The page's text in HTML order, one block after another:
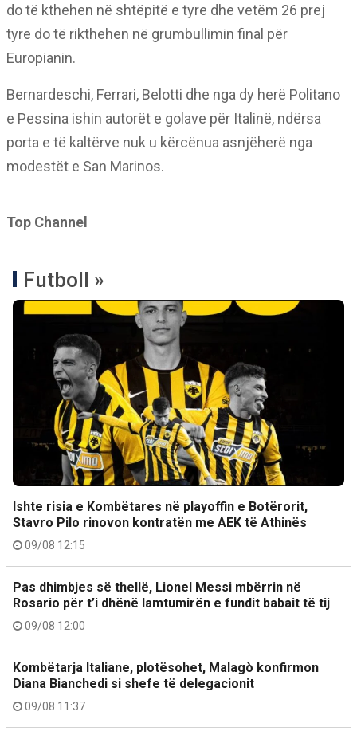
do të kthehen në shtëpitë e tyre dhe vetëm 26 prej
tyre do të rikthehen në grumbullimin final për
Europianin.
Bernardeschi, Ferrari, Belotti dhe nga dy herë Politano
e Pessina ishin autorët e golave për Italinë, ndërsa
porta e të kaltërve nuk u kërcënua asnjëherë nga
modestët e San Marinos.
Top Channel
Futboll »
Ishte risia e Kombëtares në playoffin e Botërorit,
Stavro Pilo rinovon kontratën me AEK të Athinës
09/08 12:15
Pas dhimbjes së thellë, Lionel Messi mbërrin në
Rosario për t’i dhënë lamtumirën e fundit babait të tij
09/08 12:00
Kombëtarja Italiane, plotësohet, Malagò konfirmon
Diana Bianchedi si shefe të delegacionit
09/08 11:37